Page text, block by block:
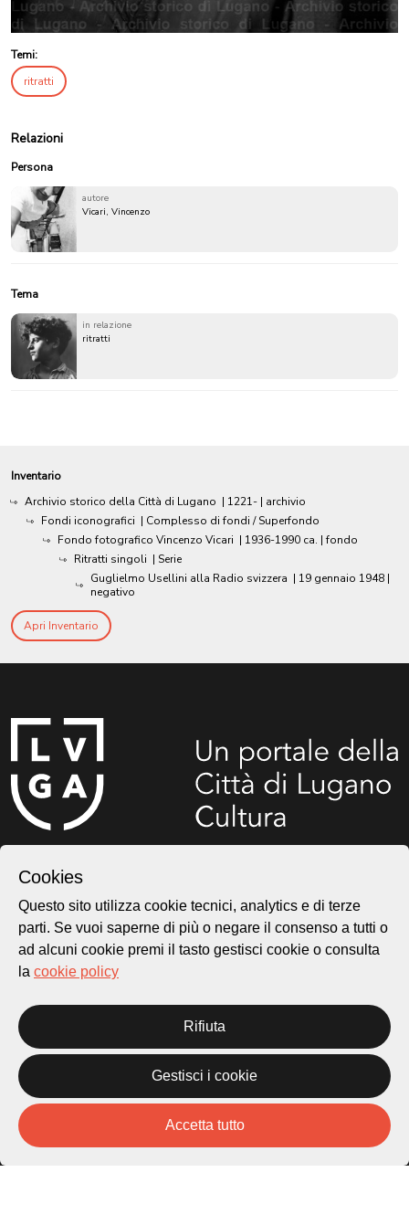
Temi:
ritratti
Relazioni
Persona
autore
Vicari, Vincenzo
Tema
in relazione
ritratti
Inventario
Archivio storico della Città di Lugano | 1221- | archivio
Fondi iconografici | Complesso di fondi / Superfondo
Fondo fotografico Vincenzo Vicari | 1936-1990 ca. | fondo
Ritratti singoli | Serie
Guglielmo Usellini alla Radio svizzera | 19 gennaio 1948 |
negativo
Apri Inventario
Piazza Carlo Cattaneo 1
6976 Castagnola
Archivio Lugano © 2026
Per informazioni:
patrimonio@lugano.ch
Sito istituzionale:
Cookies
Questo sito utilizza cookie tecnici, analytics e di terze
parti. Se vuoi saperne di più o negare il consenso a tutti o
ad alcuni cookie premi il tasto gestisci cookie o consulta
la cookie policy
Rifiuta
Gestisci i cookie
Accetta tutto